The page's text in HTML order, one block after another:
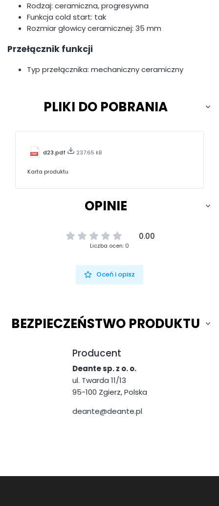
Rodzaj: ceramiczna, progresywna
Funkcja cold start: tak
Rozmiar głowicy ceramicznej: 35 mm
Przełącznik funkcji
Typ przełącznika: mechaniczny ceramiczny
PLIKI DO POBRANIA
d23.pdf 237.65 kB
Karta produktu
OPINIE
0.00
Liczba ocen: 0
Oceń i opisz
BEZPIECZEŃSTWO PRODUKTU
Producent
Deante sp. z o. o.
ul. Twarda 11/13
95-100 Zgierz, Polska
deante@deante.pl